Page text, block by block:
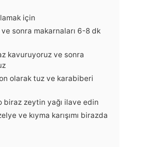
için
ve sonra makarnaları 6-8 dk
kavuruyoruz ve sonra
olarak tuz ve karabiberi
biraz zeytin yağı ilave edin
ve kıyma karışımı birazda